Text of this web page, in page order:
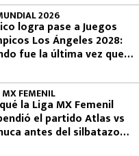
2026
logra pase a Juegos
Los Ángeles 2028:
fue la última vez que
FEMENIL
la Liga MX Femenil
el partido Atlas vs
antes del silbatazo